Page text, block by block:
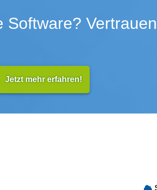
Technische Dokumentation
Jetzt mehr erfahren!